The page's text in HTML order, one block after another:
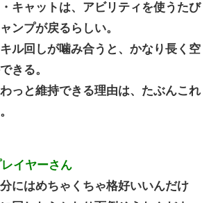
キャットは、アビリティを使うたび
ンプが戻るらしい。
ル回しが噛み合うと、かなり長く空
きる。
っと維持できる理由は、たぶんこれ
イヤーさん
にはめちゃくちゃ格好いいんだけ